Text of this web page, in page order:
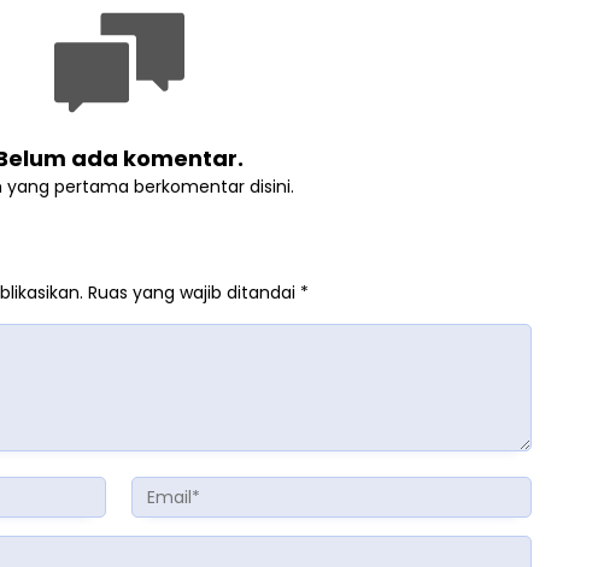
ada komentar.
yang pertama berkomentar disini.
Ruas yang wajib ditandai *